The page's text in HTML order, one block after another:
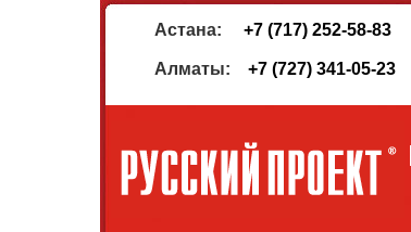
Астана: +7 (717) 252-58-83
Алматы: +7 (727) 341-05-23